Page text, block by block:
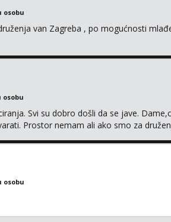
osobu
van Zagreba , po mogućnosti
osobu
Svi su dobro došli da se jave.
Prostor nemam ali ako smo za
osobu